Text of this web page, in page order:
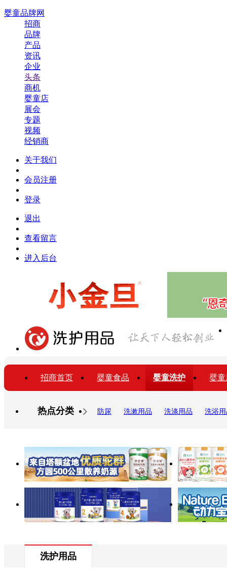
婴童品牌网
招商
品牌
产品
资讯
企业
头条
商机
婴童店
展会
专题
视频
经销商
关于我们
会员注册
登录
退出
查看留言
进入后台
招商首页 婴童食品 婴童洗护 婴
热点分类 防尿 洗漱用品 洗涤用品 洗浴
洗护用品